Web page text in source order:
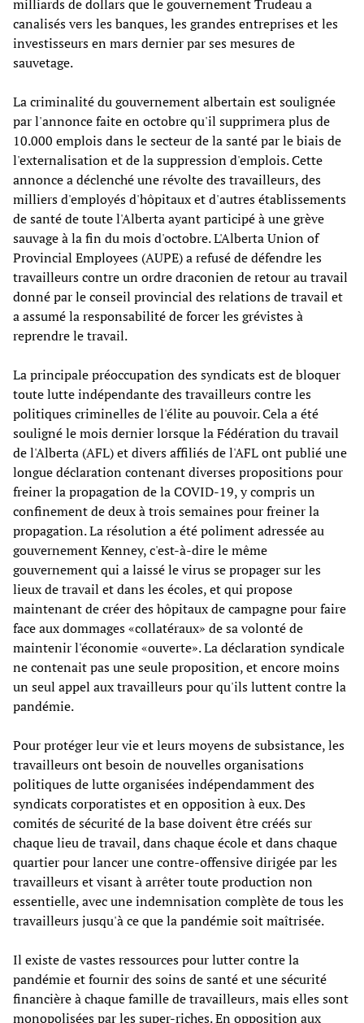
milliards de dollars que le gouvernement Trudeau a
canalisés vers les banques, les grandes entreprises et les
investisseurs en mars dernier par ses mesures de
sauvetage.
La criminalité du gouvernement albertain est soulignée
par l'annonce faite en octobre qu'il supprimera plus de
10.000 emplois dans le secteur de la santé par le biais de
l'externalisation et de la suppression d'emplois. Cette
annonce a déclenché une révolte des travailleurs, des
milliers d'employés d'hôpitaux et d'autres établissements
de santé de toute l'Alberta ayant participé à une grève
sauvage à la fin du mois d'octobre. L'Alberta Union of
Provincial Employees (AUPE) a refusé de défendre les
travailleurs contre un ordre draconien de retour au travail
donné par le conseil provincial des relations de travail et
a assumé la responsabilité de forcer les grévistes à
reprendre le travail.
La principale préoccupation des syndicats est de bloquer
toute lutte indépendante des travailleurs contre les
politiques criminelles de l'élite au pouvoir. Cela a été
souligné le mois dernier lorsque la Fédération du travail
de l'Alberta (AFL) et divers affiliés de l'AFL ont publié une
longue déclaration contenant diverses propositions pour
freiner la propagation de la COVID-19, y compris un
confinement de deux à trois semaines pour freiner la
propagation. La résolution a été poliment adressée au
gouvernement Kenney, c'est-à-dire le même
gouvernement qui a laissé le virus se propager sur les
lieux de travail et dans les écoles, et qui propose
maintenant de créer des hôpitaux de campagne pour faire
face aux dommages «collatéraux» de sa volonté de
maintenir l'économie «ouverte». La déclaration syndicale
ne contenait pas une seule proposition, et encore moins
un seul appel aux travailleurs pour qu'ils luttent contre la
pandémie.
Pour protéger leur vie et leurs moyens de subsistance, les
travailleurs ont besoin de nouvelles organisations
politiques de lutte organisées indépendamment des
syndicats corporatistes et en opposition à eux. Des
comités de sécurité de la base doivent être créés sur
chaque lieu de travail, dans chaque école et dans chaque
quartier pour lancer une contre-offensive dirigée par les
travailleurs et visant à arrêter toute production non
essentielle, avec une indemnisation complète de tous les
travailleurs jusqu'à ce que la pandémie soit maîtrisée.
Il existe de vastes ressources pour lutter contre la
pandémie et fournir des soins de santé et une sécurité
financière à chaque famille de travailleurs, mais elles sont
monopolisées par les super-riches. En opposition aux